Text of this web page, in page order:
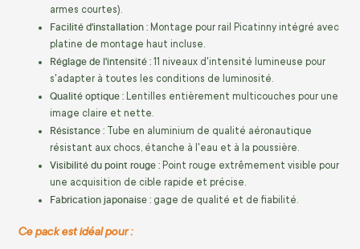
armes courtes).
Facilité d'installation : Montage pour rail Picatinny intégré avec
platine de montage haut incluse.
Réglage de l'intensité : 11 niveaux d'intensité lumineuse pour
s'adapter à toutes les conditions de luminosité.
Qualité optique : Lentilles entièrement multicouches pour une
image claire et nette.
Résistance : Tube en aluminium de qualité aéronautique
résistant aux chocs, étanche à l'eau et à la poussière.
Visibilité du point rouge : Point rouge extrêmement visible pour
une acquisition de cible rapide et précise.
Fabrication japonaise : gage de qualité et de fiabilité.
Ce pack est idéal pour :